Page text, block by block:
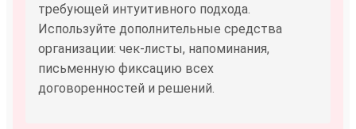
требующей интуитивного подхода.
Используйте дополнительные средства
организации: чек-листы, напоминания,
письменную фиксацию всех
договоренностей и решений.